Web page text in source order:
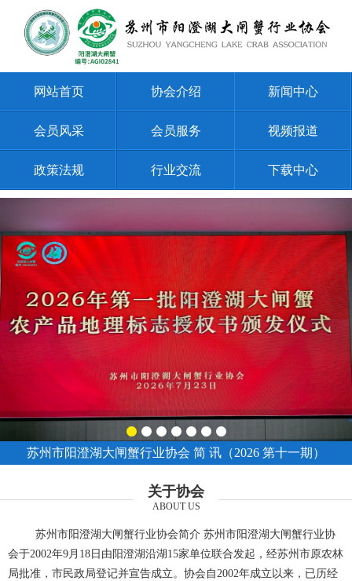
网站首页 协会介绍 新闻中心
会员风采 会员服务 视频报道
政策法规 行业交流 下载中心
苏州市阳澄湖大闸蟹行业协会 简 讯（2026 第十一期）
关于协会
ABOUT US
苏州市阳澄湖大闸蟹行业协会简介 苏州市阳澄湖大闸蟹行业协
会于2002年9月18日由阳澄湖沿湖15家单位联合发起，经苏州市原农林
局批准，市民政局登记并宣告成立。协会自2002年成立以来，已历经